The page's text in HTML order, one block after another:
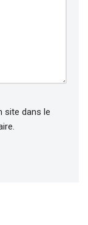
site dans le